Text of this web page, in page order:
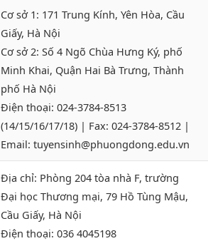
Cơ sở 1: 171 Trung Kính, Yên Hòa, Cầu
Giấy, Hà Nội
Cơ sở 2: Số 4 Ngõ Chùa Hưng Ký, phố
Minh Khai, Quận Hai Bà Trưng, Thành
phố Hà Nội
Điện thoại: 024-3784-8513
(14/15/16/17/18) | Fax: 024-3784-8512 |
Email: tuyensinh@phuongdong.edu.vn
Địa chỉ: Phòng 204 tòa nhà F, trường
Đại học Thương mại, 79 Hồ Tùng Mậu,
Cầu Giấy, Hà Nội
Điện thoại: 036 4045198